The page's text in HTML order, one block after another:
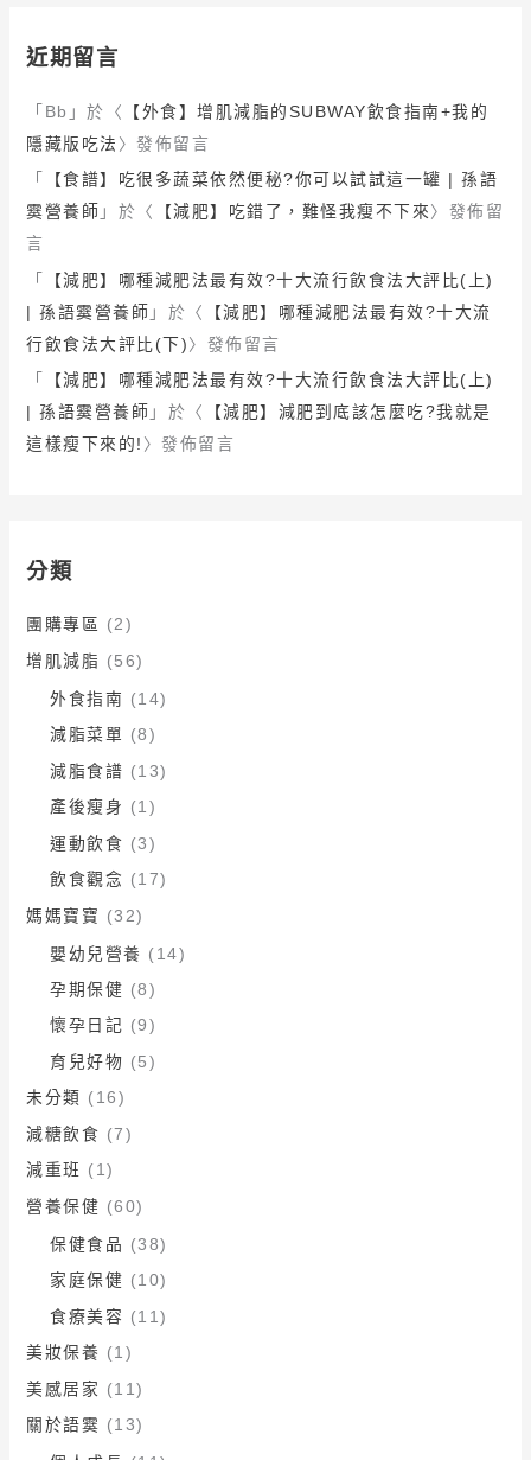
近期留言
「Bb 」於〈
【外食】增肌減脂的SUBWAY飲食指南+我的
隱藏版吃法 〉發佈留言
「
【食譜】吃很多蔬菜依然便秘?你可以試試這一罐 | 孫語
霙營養師 」於〈 【減肥】吃錯了，難怪我瘦不下來〉發佈留
言
「
【減肥】哪種減肥法最有效?十大流行飲食法大評比(上)
| 孫語霙營養師 」於〈
【減肥】哪種減肥法最有效?十大流
行飲食法大評比(下)〉發佈留言
「
【減肥】哪種減肥法最有效?十大流行飲食法大評比(上)
| 孫語霙營養師 」於〈
【減肥】減肥到底該怎麼吃?我就是
這樣瘦下來的! 〉發佈留言
分類
團購專區 (2)
增肌減脂 (56)
外食指南 (14)
減脂菜單 (8)
減脂食譜 (13)
產後瘦身 (1)
運動飲食 (3)
飲食觀念 (17)
媽媽寶寶 (32)
嬰幼兒營養 (14)
孕期保健 (8)
懷孕日記 (9)
育兒好物 (5)
未分類 (16)
減糖飲食 (7)
減重班 (1)
營養保健 (60)
保健食品 (38)
家庭保健 (10)
食療美容 (11)
美妝保養 (1)
美感居家 (11)
關於語霙 (13)